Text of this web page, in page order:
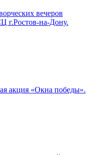
вечеров
на-Дону.
акция «Окна победы».